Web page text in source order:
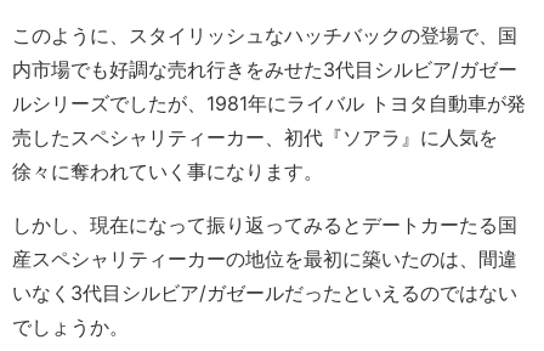
このように、スタイリッシュなハッチバックの登場で、国
内市場でも好調な売れ行きをみせた3代目シルビア/ガゼー
ルシリーズでしたが、1981年にライバル トヨタ自動車が発
売したスペシャリティーカー、初代『ソアラ』に人気を
徐々に奪われていく事になります。
しかし、現在になって振り返ってみるとデートカーたる国
産スペシャリティーカーの地位を最初に築いたのは、間違
いなく3代目シルビア/ガゼールだったといえるのではない
でしょうか。